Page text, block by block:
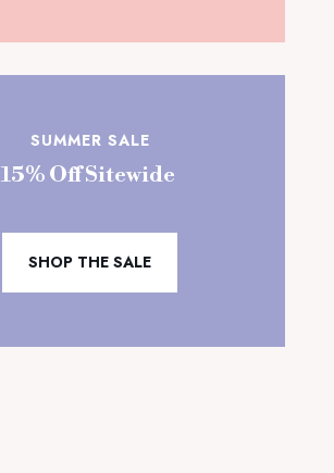
SUMMER SALE
15% Off Sitewide
SHOP THE SALE